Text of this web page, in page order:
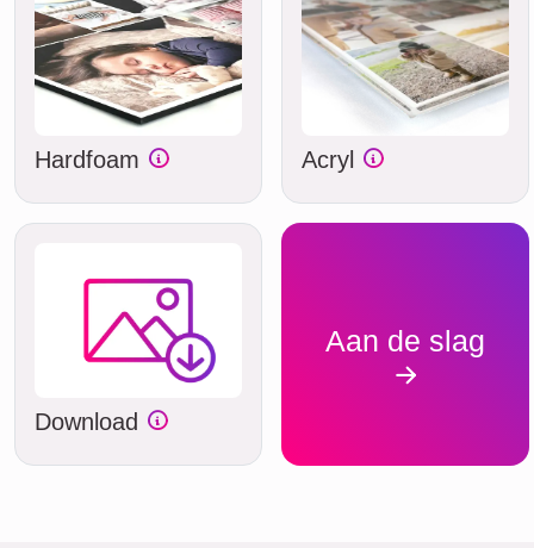
Hardfoam Acryl
Download
Aan de slag